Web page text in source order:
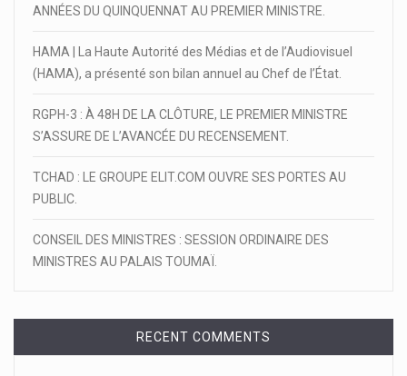
ANNÉES DU QUINQUENNAT AU PREMIER MINISTRE.
HAMA | La Haute Autorité des Médias et de l’Audiovisuel
(HAMA), a présenté son bilan annuel au Chef de l’État.
RGPH-3 : À 48H DE LA CLÔTURE, LE PREMIER MINISTRE
S’ASSURE DE L’AVANCÉE DU RECENSEMENT.
TCHAD : LE GROUPE ELIT.COM OUVRE SES PORTES AU
PUBLIC.
CONSEIL DES MINISTRES : SESSION ORDINAIRE DES
MINISTRES AU PALAIS TOUMAÏ.
RECENT COMMENTS